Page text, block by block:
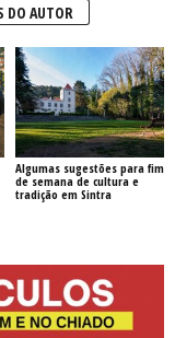
DO AUTOR
Algumas sugestões para fim
de semana de cultura e
tradição em Sintra